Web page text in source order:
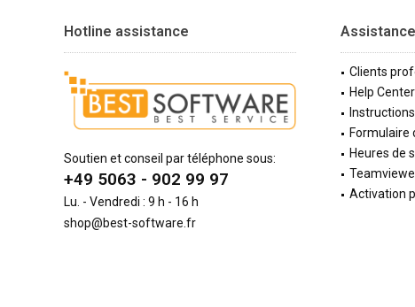
Hotline assistance
Soutien et conseil par téléphone sous:
+49 5063 - 902 99 97
Lu. - Vendredi : 9 h - 16 h
shop@best-software.fr
Clients
Help Center
Formulaire
Heures de
Activation